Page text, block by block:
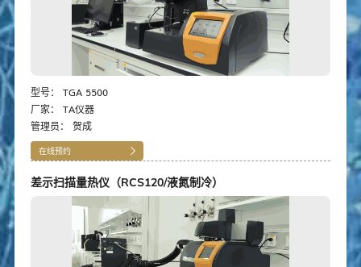
型号： TGA 5500
厂家： TA仪器
管理员： 贺成
在线预约
差示扫描量热仪（RCS120/液氮制冷）